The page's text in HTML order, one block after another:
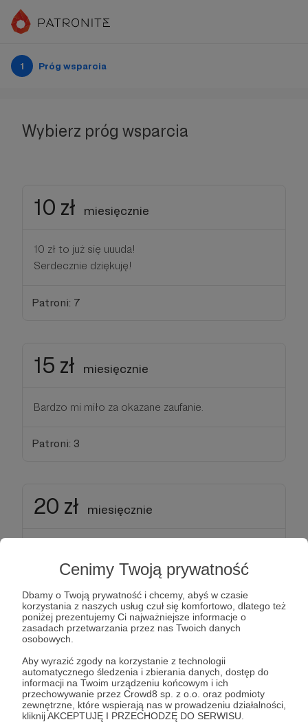
Cenimy Twoją prywatność
Dbamy o Twoją prywatność i chcemy, abyś w czasie
korzystania z naszych usług czuł się komfortowo, dlatego też
poniżej prezentujemy Ci najważniejsze informacje o
zasadach przetwarzania przez nas Twoich danych
osobowych.
Aby wyrazić zgody na korzystanie z technologii
automatycznego śledzenia i zbierania danych, dostęp do
informacji na Twoim urządzeniu końcowym i ich
przechowywanie przez Crowd8 sp. z o.o. oraz podmioty
zewnętrzne, które wspierają nas w prowadzeniu działalności,
kliknij AKCEPTUJĘ I PRZECHODZĘ DO SERWISU.
1 Próg wsparcia
Wybierz próg wsparcia
10 zł miesięcznie
10 zł to już się uuuda!
Serdecznie dziękuję!
Patroni: 7
15 zł miesięcznie
Bardzo mi miło za okazane zaufanie.
Patroni: 3
20 zł miesięcznie
mieście z ulubioną psiapsi i cieszę się, że wirtualnie
nią zostałam ❤️⚡️
Oczywiście w zamian to co w progu niżej, ale
bonusowo wymienię Cię w opisie filmu 💛
Bardzo dziękuje
Patroni: 30